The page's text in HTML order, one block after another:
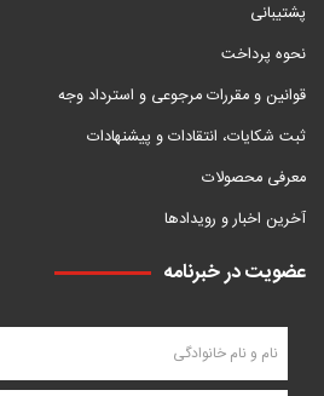
پشتیبانی
نحوه پرداخت
قوانین و مقررات مرجوعی و استرداد وجه
ثبت شکایات، انتقادات و پیشنهادات
معرفی محصولات
آخرین اخبار و رویدادها
عضویت در خبرنامه